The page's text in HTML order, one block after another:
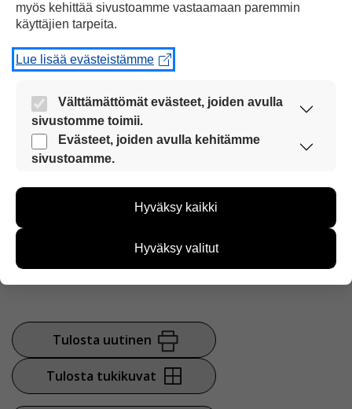
parhaat jalkapalloilijat
Benzema on Espanjasta ja Putellas
Tulosta uutinen
Tulosta tukikuvat
myös kehittää sivustoamme vastaamaan paremmin
käyttäjien tarpeita.
Lue lisää evästeistämme
Välttämättömät evästeet, joiden avulla
sivustomme toimii.
Nämä evästeet ovat aina käytössä, jotta
sivustoamme voi käyttää sujuvasti ja turvallisesti.
Evästeet, joiden avulla kehitämme
sivustoamme.
kehittää sivustoamme vastaamaan paremmin
kävijämääristä ja siitä, mitä sivuja käytetään ja
miten sivuilla liikutaan. Emme kuitenkaan kerää
Voit valita, hyväksytkö näiden evästeiden käytön.
Hyväksy kaikki
Hyväksy valitut